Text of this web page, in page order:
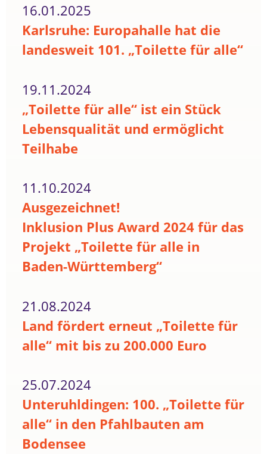
16.01.2025
Karlsruhe: Europahalle hat die
landesweit 101. „Toilette für alle“
19.11.2024
„Toilette für alle“ ist ein Stück
Lebensqualität und ermöglicht
Teilhabe
11.10.2024
Ausgezeichnet!
Inklusion Plus Award 2024 für das
Projekt „Toilette für alle in
Baden-Württemberg“
21.08.2024
Land fördert erneut „Toilette für
alle“ mit bis zu 200.000 Euro
25.07.2024
Unteruhldingen: 100. „Toilette für
alle“ in den Pfahlbauten am
Bodensee